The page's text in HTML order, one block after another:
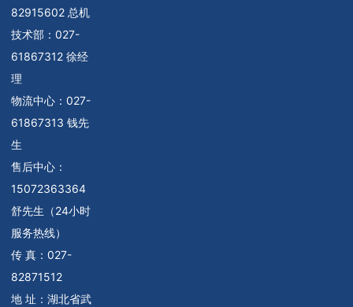
82915602 总机
技术部： 027-
61867312 徐经
理
物流中心： 027-
61867313 钱先
生
售后中心：
15072363364
舒先生（24小时
服务热线）
传 真：027-
82871512
地 址：湖北省武